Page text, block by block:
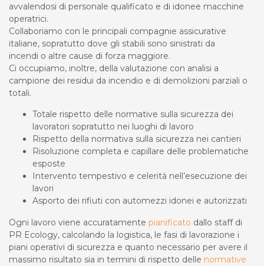
avvalendosi di personale qualificato e di idonee macchine
operatrici.
Collaboriamo con le principali compagnie assicurative
italiane, sopratutto dove gli stabili sono sinistrati da
incendi o altre cause di forza maggiore.
Ci occupiamo, inoltre, della valutazione con analisi a
campione dei residui da incendio e di demolizioni parziali o
totali.
Totale rispetto delle normative sulla sicurezza dei
lavoratori sopratutto nei luoghi di lavoro
Rispetto della normativa sulla sicurezza nei cantieri
Risoluzione completa e capillare delle problematiche
esposte
Intervento tempestivo e celerità nell’esecuzione dei
lavori
Asporto dei rifiuti con automezzi idonei e autorizzati
Ogni lavoro viene accuratamente pianificato dallo staff di
PR Ecology, calcolando la logistica, le fasi di lavorazione i
piani operativi di sicurezza e quanto necessario per avere il
massimo risultato sia in termini di rispetto delle normative